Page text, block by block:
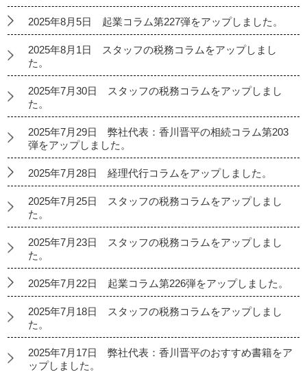
2025年8月5日 起業コラム第227弾をアップしました。
2025年8月1日 スタッフの税務コラムをアップしまし
た。
2025年7月30日 スタッフの税務コラムをアップしまし
た。
2025年7月29日 弊社代表：香川晋平の相続コラム第203
弾をアップしました。
2025年7月28日 経理代行コラムをアップしました。
2025年7月25日 スタッフの税務コラムをアップしまし
た。
2025年7月23日 スタッフの税務コラムをアップしまし
た。
2025年7月22日 起業コラム第226弾をアップしました。
2025年7月18日 スタッフの税務コラムをアップしまし
た。
2025年7月17日 弊社代表：香川晋平のおすすめ書籍をア
ップしました。